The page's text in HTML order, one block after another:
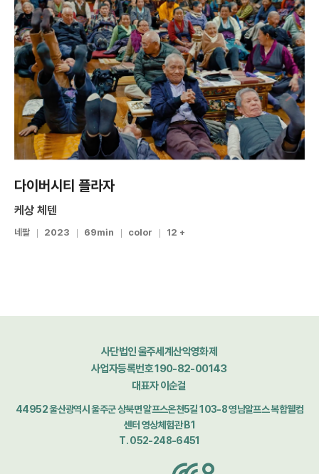
다이버시티 플라자
케상 체텐
네팔 2023 69min color 12 +
사단법인 울주세계산악영화제
사업자등록번호 190-82-00143
대표자 이순걸
44952 울산광역시 울주군 상북면 알프스온천5길 103-8 영남알프스 복합웰컴
센터 영상체험관 B1
T. 052-248-6451